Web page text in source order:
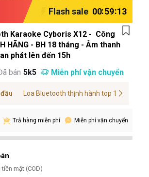
Flash sale 00 59 12
: :
Cyboris X12 - Công
HÃNG - BH 18 tháng - Âm thanh
phát lên đến 15h
bán 5k5 Miễn phí vận chuyển
Miễn phí vận chuyển
Trả hàng miễn phí
mặt (COD)
Loa Bluetooth thịnh hành top 1